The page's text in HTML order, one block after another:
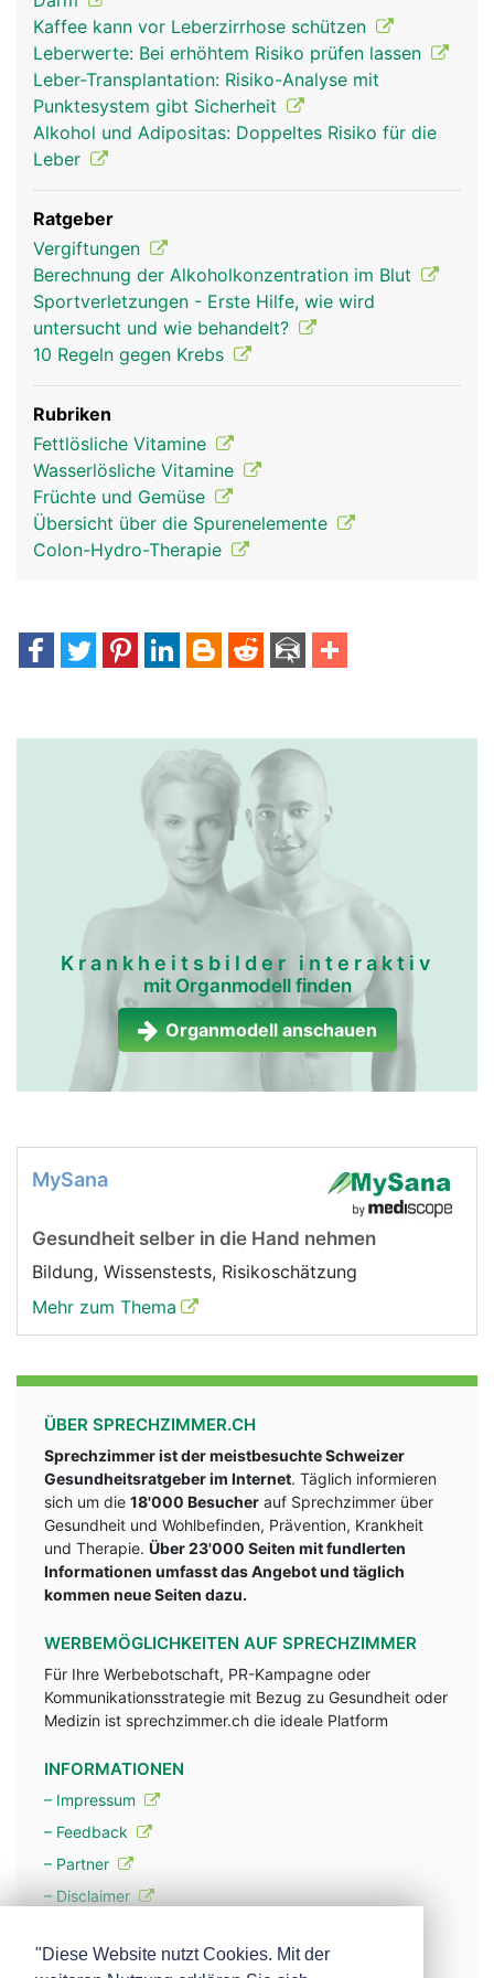
leber frau
Kaffee kann vor Leberzirrhose schützen
Leberwerte: Bei erhöhtem Risiko prüfen lassen
Leber-Transplantation: Risiko-Analyse mit
Punktesystem gibt Sicherheit
Alkohol und Adipositas: Doppeltes Risiko für die
Leber
Ratgeber
Vergiftungen
Berechnung der Alkoholkonzentration im Blut
Sportverletzungen - Erste Hilfe, wie wird
untersucht und wie behandelt?
10 Regeln gegen Krebs
Rubriken
Fettlösliche Vitamine
Wasserlösliche Vitamine
Früchte und Gemüse
Übersicht über die Spurenelemente
Colon-Hydro-Therapie
Krankheitsbilder interaktiv
mit Organmodell finden
Organmodell anschauen
MySana
Gesundheit selber in die Hand nehmen
Bildung, Wissenstests, Risikoschätzung
Mehr zum Thema
ÜBER SPRECHZIMMER.CH
Sprechzimmer ist der meistbesuchte Schweizer
Gesundheitsratgeber im Internet. Täglich informieren
sich um die 18'000 Besucher auf Sprechzimmer über
Gesundheit und Wohlbefinden, Prävention, Krankheit
und Therapie. Über 23'000 Seiten mit fundlerten
Informationen umfasst das Angebot und täglich
kommen neue Seiten dazu.
WERBEMÖGLICHKEITEN AUF SPRECHZIMMER
Für Ihre Werbebotschaft, PR-Kampagne oder
Kommunikationsstrategie mit Bezug zu Gesundheit oder
Medizin ist sprechzimmer.ch die ideale Platform
INFORMATIONEN
– Impressum
– Feedback
– Partner
– Disclaimer
"Diese Website nutzt Cookies. Mit der